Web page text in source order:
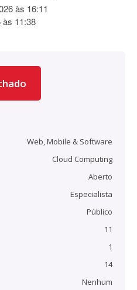
às 16:11
às 11:38
Web, Mobile & Software
Cloud Computing
Aberto
Especialista
Público
11
1
14
Nenhum